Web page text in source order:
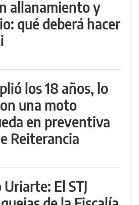
allanamiento y
qué deberá hacer
los 18 años, lo
una moto
en preventiva
Reiterancia
El STJ